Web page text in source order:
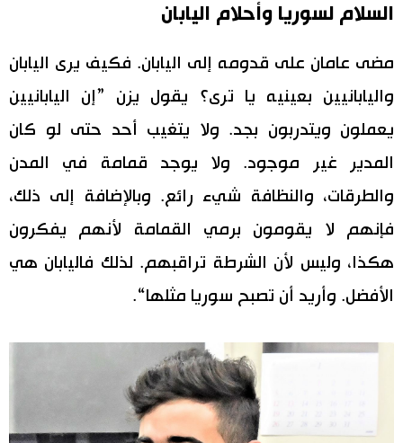
السلام لسوريا وأحلام اليابان
مضى عامان على قدومه إلى اليابان. فكيف يرى اليابان
واليابانيين بعينيه يا ترى؟ يقول يزن ”إن اليابانيين
يعملون ويتدربون بجد. ولا يتغيب أحد حتى لو كان
المدير غير موجود. ولا يوجد قمامة في المدن
والطرقات، والنظافة شيء رائع. وبالإضافة إلى ذلك،
فإنهم لا يقومون برمي القمامة لأنهم يفكرون
هكذا، وليس لأن الشرطة تراقبهم. لذلك فاليابان هي
الأفضل. وأريد أن تصبح سوريا مثلها“.